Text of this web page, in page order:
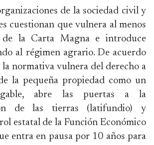
de la sociedad civil y
cuestionan que vulnera al menos
la Carta Magna e introduce
al régimen agrario. De acuerdo
la normativa vulnera del derecho a
la pequeña propiedad como un
abre las puertas a la
de las tierras (latifundio) y
estatal de la Función Económico
entra en pausa por 10 años para